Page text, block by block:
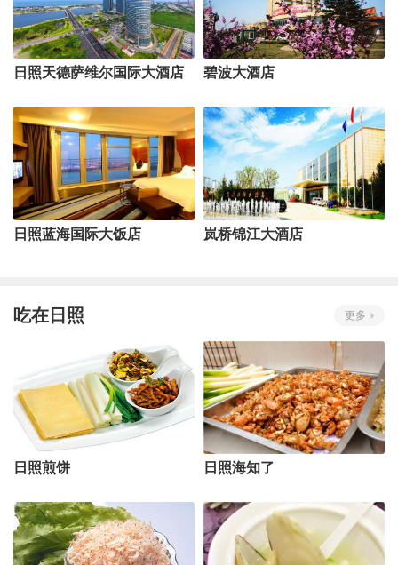
日照天德萨维尔国际大酒店 碧波大酒店
日照蓝海国际大饭店 岚桥锦江大酒店
吃在日照 更多
日照煎饼 日照海知了